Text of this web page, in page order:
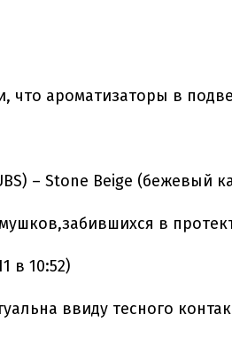
ароматизаторы в
– Stone Beige (бежевый
в
в 10:52)
ввиду тесного